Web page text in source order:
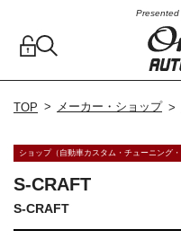
Presented
TOP メーカー・ショップ
ショップ（自動車カスタム・チューニング・
S-CRAFT
S-CRAFT